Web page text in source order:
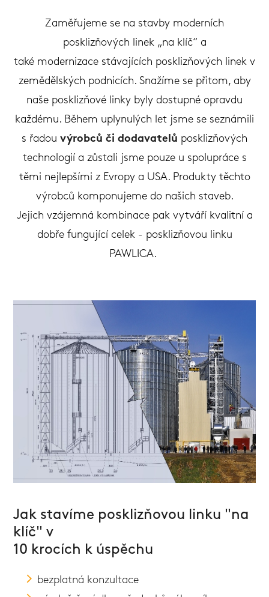
Zaměřujeme se na stavby moderních
posklizňových linek „na klíč“ a
také modernizace stávajících posklizňových linek v
zemědělských podnicích. Snažíme se přitom, aby
naše posklizňové linky byly dostupné opravdu
každému. Během uplynulých let jsme se seznámili
s řadou výrobců či dodavatelů posklizňových
technologií a zůstali jsme pouze u spolupráce s
těmi nejlepšími z Evropy a USA. Produkty těchto
výrobců komponujeme do našich staveb.
Jejich vzájemná kombinace pak vytváří kvalitní a
dobře fungující celek - posklizňovou linku
PAWLICA.
Jak stavíme posklizňovou linku "na
klíč" v
10 krocích k úspěchu
bezplatná konzultace